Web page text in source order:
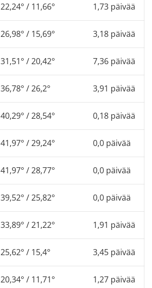
22,24° / 11,66° 1,73 päivää
26,98° / 15,69° 3,18 päivää
31,51° / 20,42° 7,36 päivää
36,78° / 26,2° 3,91 päivää
40,29° / 28,54° 0,18 päivää
41,97° / 29,24° 0,0 päivää
41,97° / 28,77° 0,0 päivää
39,52° / 25,82° 0,0 päivää
33,89° / 21,22° 1,91 päivää
25,62° / 15,4° 3,45 päivää
20,34° / 11,71° 1,27 päivää